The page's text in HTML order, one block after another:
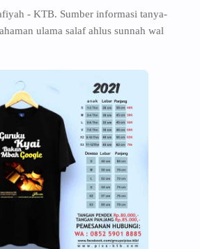
- KTB. Sumber informasi tanya-
ulama salaf ahlus sunnah wal